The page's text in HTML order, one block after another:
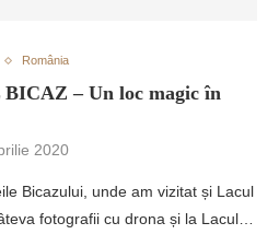
România
– Un loc magic în
2020
Bicazului, unde am vizitat și Lacul
fotografii cu drona și la Lacul…